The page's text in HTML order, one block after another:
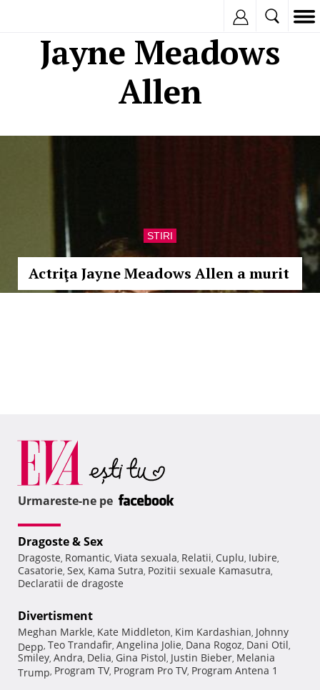
Jayne Meadows
Allen
STIRI
Actriţa Jayne Meadows Allen a murit
Urmareste-ne pe
Dragoste & Sex
Dragoste, Romantic, Viata sexuala, Relatii, Cuplu, Iubire,
Casatorie, Sex, Kama Sutra, Pozitii sexuale Kamasutra,
Declaratii de dragoste
Divertisment
Meghan Markle, Kate Middleton, Kim Kardashian, Johnny
Depp, Teo Trandafir, Angelina Jolie, Dana Rogoz, Dani Otil,
Smiley, Andra, Delia, Gina Pistol, Justin Bieber, Melania
Trump, Program TV, Program Pro TV, Program Antena 1